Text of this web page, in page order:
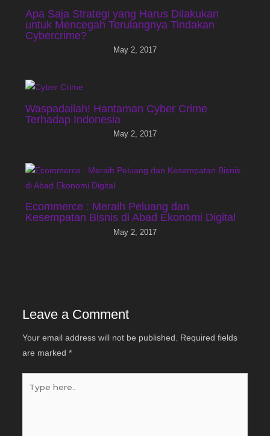
Apa Saja Strategi yang Harus Dilakukan
untuk Mencegah Terulangnya Tindakan
Cybercrime?
May 2, 2017
Waspadailah! Hantaman Cyber Crime
Terhadap Indonesia
May 2, 2017
Ecommerce : Meraih Peluang dan
Kesempatan Bisnis di Abad Ekonomi Digital
May 2, 2017
Leave a Comment
Your email address will not be published. Required fields
are marked *
here..